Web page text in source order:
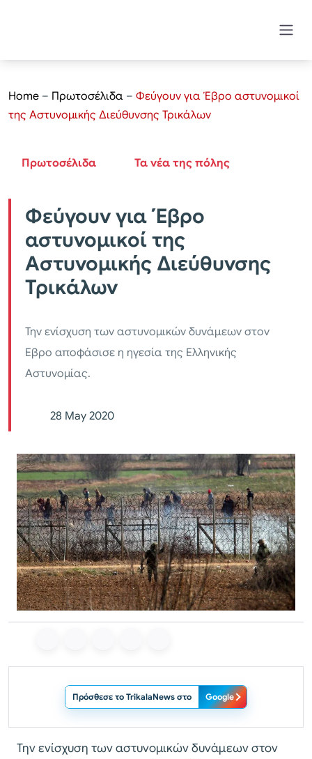
Home – Πρωτοσέλιδα – Φεύγουν για Έβρο αστυνομικοί
της Αστυνομικής Διεύθυνσης Τρικάλων
Πρωτοσέλιδα Τα νέα της πόλης
Φεύγουν για Έβρο
αστυνομικοί της
Αστυνομικής Διεύθυνσης
Τρικάλων
Την ενίσχυση των αστυνομικών δυνάμεων στον
Εβρο αποφάσισε η ηγεσία της Ελληνικής
Αστυνομίας.
28 May 2020
Πρόσθεσε το TrikalaNews στο Google
Την ενίσχυση των αστυνομικών δυνάμεων στον